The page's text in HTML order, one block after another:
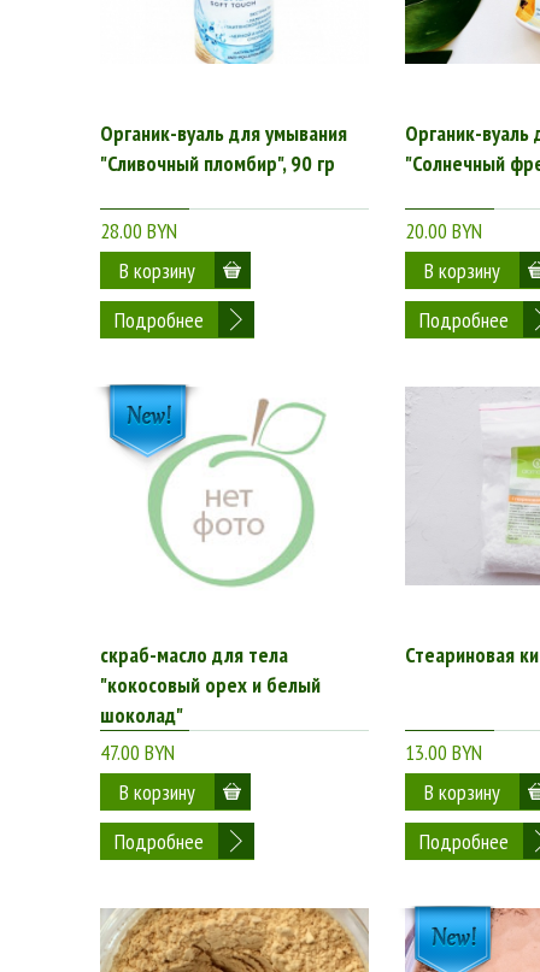
Органик-вуаль для умывания
"Сливочный пломбир", 90 гр
28.00 BYN
Подробнее
Органик-вуаль
"Солнечный
20.00 BYN
Подробнее
скраб-масло для тела
"кокосовый орех и белый
шоколад"
47.00 BYN
Подробнее
Стеариновая
13.00 BYN
Подробнее